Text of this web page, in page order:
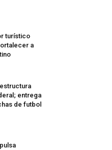
turístico
a
entrega
de futbol